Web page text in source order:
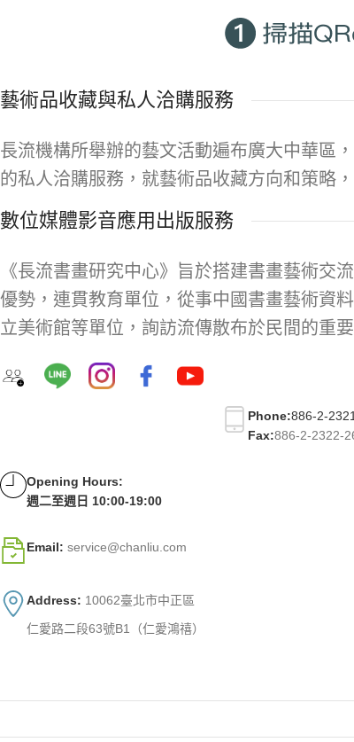
藝術品收藏與私人洽購服務
長流機構所舉辦的藝文活動遍布廣大中華區
的私人洽購服務，就藝術品收藏方向和策略
數位媒體影音應用出版服務
《長流書畫研究中心》旨於搭建書畫藝術交
優勢，連貫教育單位，從事中國書畫藝術資
立美術館等單位，詢訪流傳散布於民間的重
Phone:886-2-
Fax:886-2-2322-
Opening Hours:
週二至週日 10:00-19:00
Email: service@chanliu.com
Address: 10062臺北市中正區
仁愛路二段63號B1（仁愛鴻禧）